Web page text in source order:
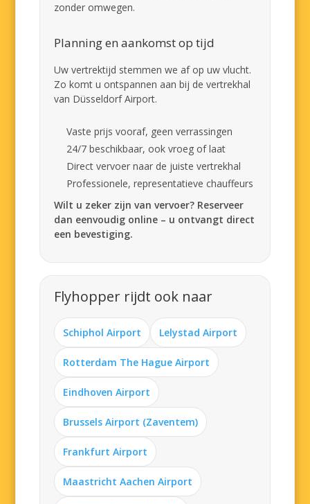
zonder omwegen.
Planning en aankomst op tijd
Uw vertrektijd stemmen we af op uw vlucht.
Zo komt u ontspannen aan bij de vertrekhal
van Düsseldorf Airport.
Vaste prijs vooraf, geen verrassingen
24/7 beschikbaar, ook vroeg of laat
Direct vervoer naar de juiste vertrekhal
Professionele, representatieve chauffeurs
Wilt u zeker zijn van vervoer? Reserveer
dan eenvoudig online – u ontvangt direct
een bevestiging.
Flyhopper rijdt ook naar
Schiphol Airport Lelystad Airport
Rotterdam The Hague Airport
Eindhoven Airport
Brussels Airport (Zaventem)
Frankfurt Airport
Maastricht Aachen Airport